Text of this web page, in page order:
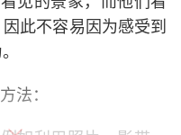
此不容易因为感受到
法：